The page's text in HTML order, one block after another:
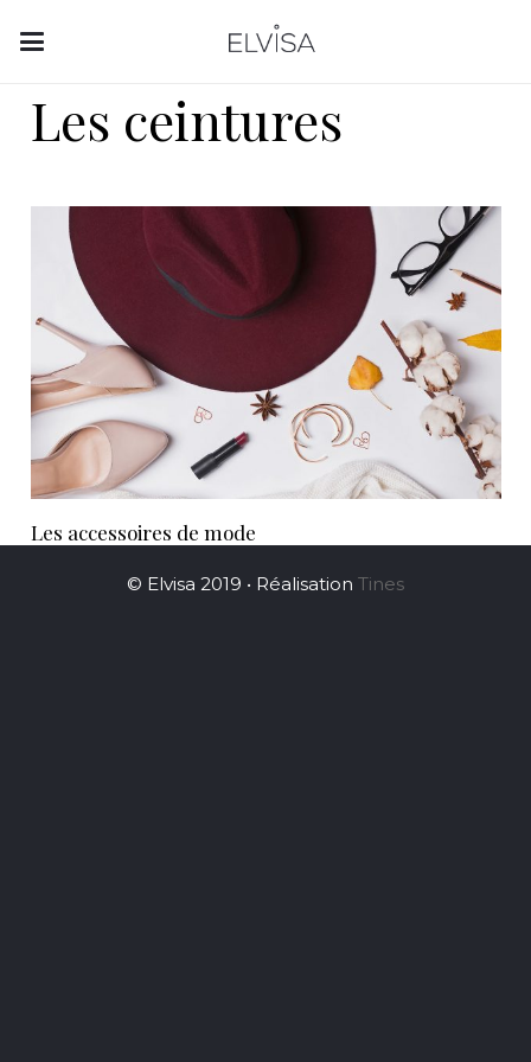
Les ceintures
Les accessoires de mode
© Elvisa 2019 • Réalisation Tines